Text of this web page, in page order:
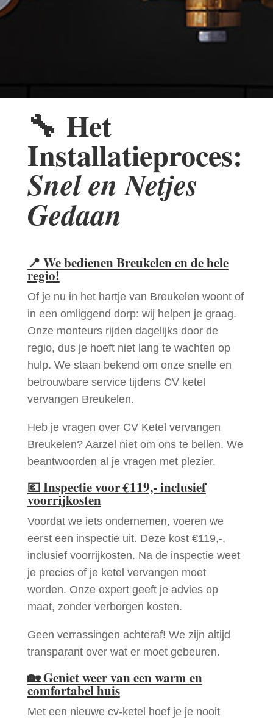
🔧 Het
Installatieproces:
Snel en Netjes
Gedaan
📍 We bedienen Breukelen en de hele
regio!
Of je nu in het hartje van Breukelen woont of
in een omliggend dorp: wij helpen je graag.
Onze monteurs rijden dagelijks door de
regio, dus je hoeft niet lang te wachten op
hulp. We staan bekend om onze snelle en
betrouwbare service tijdens CV ketel
vervangen Breukelen.
Heb je vragen over CV Ketel vervangen
Breukelen? Aarzel niet om ons te bellen. We
beantwoorden al je vragen met plezier.
💶Inspectie voor €119,- inclusief
voorrijkosten
Voordat we iets ondernemen, voeren we
eerst een inspectie uit. Deze kost €119,-,
inclusief voorrijkosten. Na de inspectie weet
je precies of je ketel vervangen moet
worden. Onze expert geeft je advies op
maat, zonder verborgen kosten.
Geen verrassingen achteraf! We zijn altijd
transparant over wat er moet gebeuren.
🏡Geniet weer van een warm en
comfortabel huis
Met een nieuwe cv-ketel hoef je je nooit